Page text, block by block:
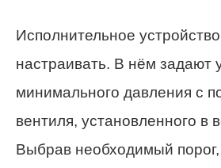
Исполнительное
настраивать. В нём задают
минимального давления с
вентиля, установленного в
Выбрав необходимый